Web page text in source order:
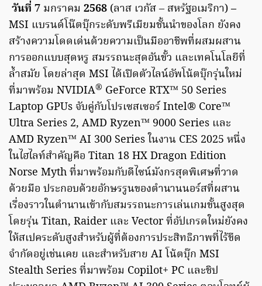
วันที่ 7 มกราคม 2568 (ลาส เวกัส – สหรัฐอเมริกา)–
MSI แบรนด์โน๊ตบุ๊กระดับพรีเมียมชั้นนำของโลก ยังคง
สร้างความโดดเด่นด้วยความเป็นมืออาชีพที่ผสมผสาน
การออกแบบสุดหรู สมรรถนะสุดอันขั้ว และเทคโนโลยีที่
ล้ำสมัย โดยล่าสุด MSI ได้เปิดตัวไลน์อัพโน้ตบุ๊กรุ่นใหม่
ที่มาพร้อม NVIDIA® GeForce RTX™ 50 Series
Laptop GPUs จับคู่กับโปรเซสเซอร์ Intel® Core™
Ultra Series 2, AMD Ryzen™ 9000 Series และ
AMD Ryzen™ AI 300 Series ในงาน CES 2025 หนึ่ง
ในไฮไลท์สำคัญคือ Titan 18 HX Dragon Edition
Norse Myth ที่มาพร้อมกับดีไซน์มังกรสุดพิเศษที่วาด
ด้วยมือ ประกอบด้วยอักษรรูนของตำนานนอร์สที่ผสาน
เรื่องราวในตำนานเข้ากับสมรรถนะการเล่นเกมขั้นสูงสุด
โดยรุ่น Titan, Raider และ Vector ที่อัปเกรดใหม่ยังคง
ให้สเปคระดับสูงสำหรับผู้ที่ต้องการประสิทธิภาพที่ไร้ขีด
จำกัดอยู่เช่นเคย และสำหรับสาย AI โน้ตบุ๊ก MSI
Stealth Series ที่มาพร้อม Copilot+ PC และชิป